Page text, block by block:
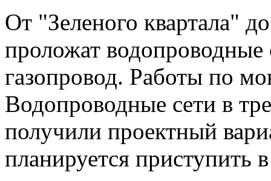
От "Зеленого квартала"
проложат водопроводные
газопровод. Работы по
Водопроводные сети в
получили проектный
планируется приступить